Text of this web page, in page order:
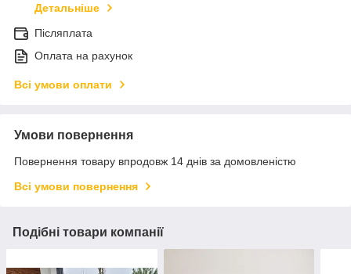
Детальніше
Післяплата
Оплата на рахунок
Всі умови оплати
Умови повернення
Повернення товару впродовж 14 днів за домовленістю
Всі умови повернення
Подібні товари компанії